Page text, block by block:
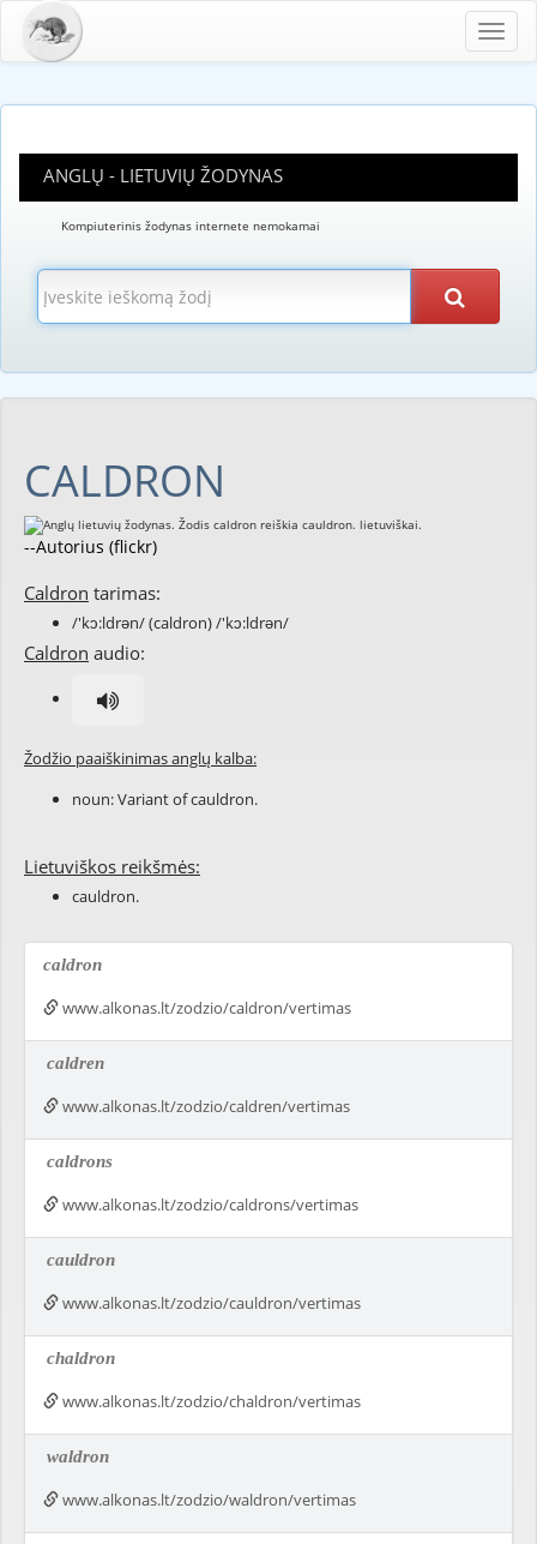
ANGLŲ - LIETUVIŲ ŽODYNAS
Kompiuterinis žodynas internete nemokamai
CALDRON
--Autorius (flickr)
Caldron tarimas:
/'kɔ:ldrən/ (caldron) /'kɔ:ldrən/
Caldron audio:
Žodžio paaiškinimas anglų kalba:
noun: Variant ofcauldron.
Lietuviškos reikšmės:
cauldron.
caldron
www.alkonas.lt/zodzio/caldron/vertimas
caldren
www.alkonas.lt/zodzio/caldren/vertimas
caldrons
www.alkonas.lt/zodzio/caldrons/vertimas
cauldron
www.alkonas.lt/zodzio/cauldron/vertimas
chaldron
www.alkonas.lt/zodzio/chaldron/vertimas
waldron
www.alkonas.lt/zodzio/waldron/vertimas